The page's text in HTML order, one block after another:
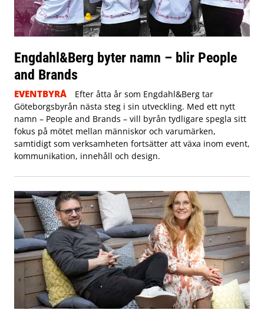
Engdahl&Berg byter namn – blir People
and Brands
EVENTBYRÅ
Efter åtta år som Engdahl&Berg tar
Göteborgsbyrån nästa steg i sin utveckling. Med ett nytt
namn – People and Brands – vill byrån tydligare spegla sitt
fokus på mötet mellan människor och varumärken,
samtidigt som verksamheten fortsätter att växa inom event,
kommunikation, innehåll och design.